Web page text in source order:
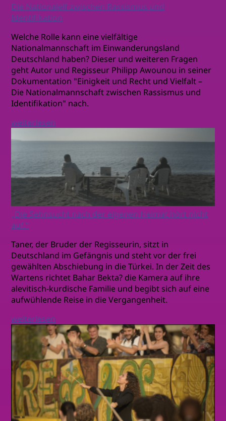
Die Nationalelf zwischen Rassismus und
Identifikation
Welche Rolle kann eine vielfältige
Nationalmannschaft im Einwanderungsland
Deutschland haben? Dieser und weiteren Fragen
geht Autor und Regisseur Philipp Awounou in seiner
Dokumentation "Einigkeit und Recht und Vielfalt –
Die Nationalmannschaft zwischen Rassismus und
Identifikation" nach.
weiterlesen
„Die Sehnsucht nach der eigenen Heimat hört nicht
auf.“
Taner, der Bruder der Regisseurin, sitzt in
Deutschland im Gefängnis und steht vor der frei
gewählten Abschiebung in die Türkei. In der Zeit des
Wartens richtet Bahar Bekta? die Kamera auf ihre
alevitisch-kurdische Familie und begibt sich auf eine
aufwühlende Reise in die Vergangenheit.
weiterlesen